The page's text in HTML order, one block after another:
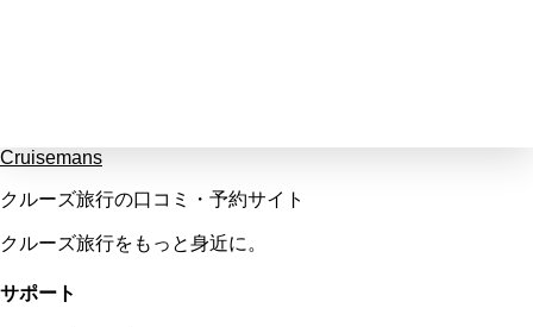
Cruisemans
クルーズ旅行の口コミ・予約サイト
クルーズ旅行をもっと身近に。
サポート